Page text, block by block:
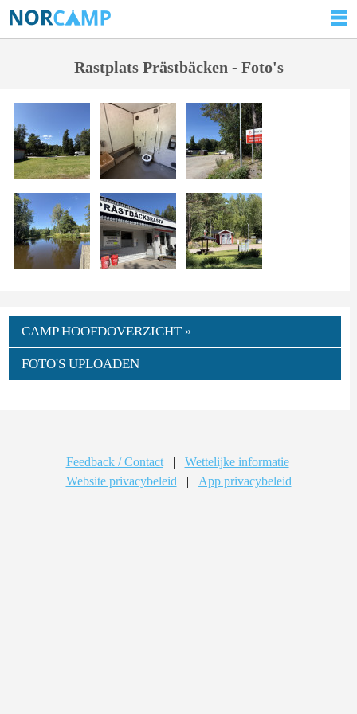
Rastplats Prästbäcken - Foto's
CAMP HOOFDOVERZICHT »
FOTO'S UPLOADEN
Feedback / Contact | Wettelijke informatie
|
Website privacybeleid
| App privacybeleid